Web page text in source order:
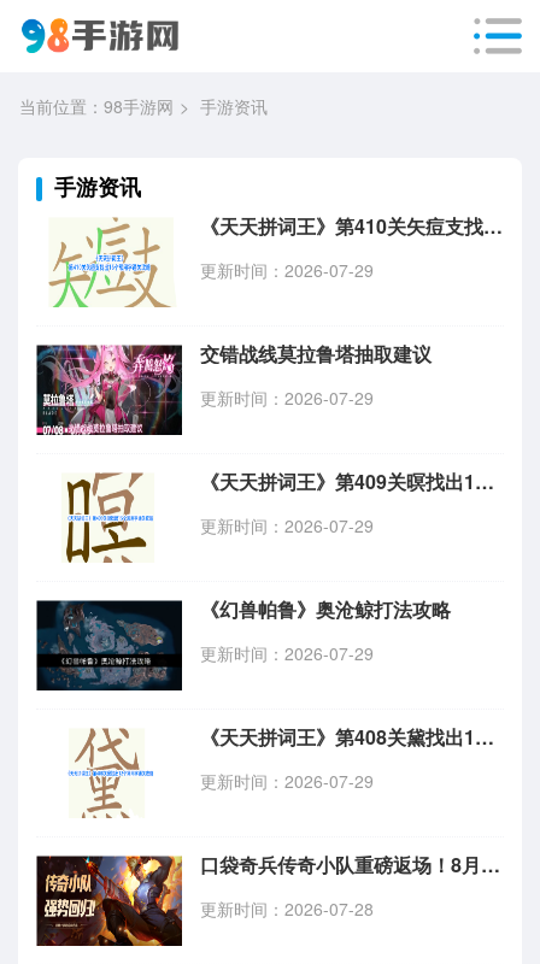
当前位置： 98手游网 手游资讯
手游资讯
《天天拼词王》第410关矢痘支找出16个常用字通关攻略
更新时间：2026-07-29
交错战线莫拉鲁塔抽取建议
更新时间：2026-07-29
《天天拼词王》第409关暝找出15个常用字通关攻略
更新时间：2026-07-29
《幻兽帕鲁》奥沧鲸打法攻略
更新时间：2026-07-29
《天天拼词王》第408关黛找出12个常用字通关攻略
更新时间：2026-07-29
口袋奇兵传奇小队重磅返场！8月15日开启六周全新赛事
更新时间：2026-07-28